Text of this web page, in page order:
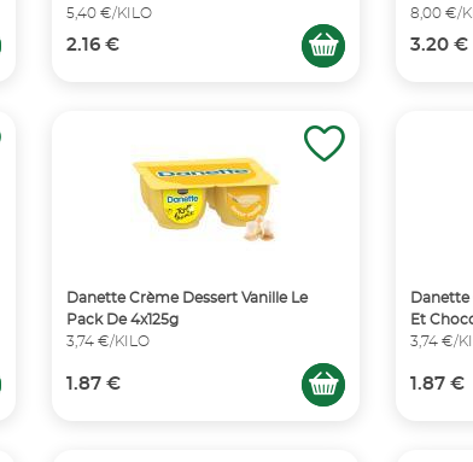
5,40 €/KILO
2.16 €
8,00 €/
3.20 €
Danette Crème Dessert Vanille Le
Pack De 4x125g
3,74 €/KILO
1.87 €
Danette
Et
3,74 €/
1.87 €